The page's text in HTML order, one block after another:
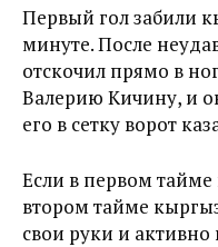
Первый гол забили
минуте. После
отскочил прямо в
Валерию Кичину, и
его в сетку ворот
Если в первом
втором тайме
свои руки и активно